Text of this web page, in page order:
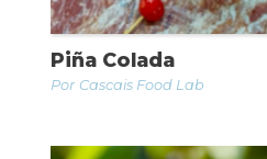
Piña Colada
Cascais Food Lab